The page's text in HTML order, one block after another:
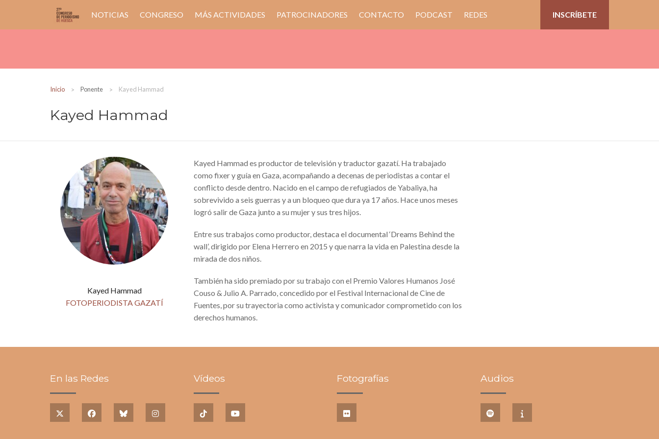
NOTICIAS CONGRESO MÁS ACTIVIDADES PATROCINADORES CONTACTO PODCAST REDES INSCRÍBETE
Inicio Ponente Kayed Hammad
Kayed Hammad
Kayed Hammad
FOTOPERIODISTA GAZATÍ
Kayed Hammad es productor de televisión y traductor gazatí. Ha trabajado
como fixer y guía en Gaza, acompañando a decenas de periodistas a contar el
conflicto desde dentro. Nacido en el campo de refugiados de Yabaliya, ha
sobrevivido a seis guerras y a un bloqueo que dura ya 17 años. Hace unos meses
logró salir de Gaza junto a su mujer y sus tres hijos.
Entre sus trabajos como productor, destaca el documental ‘Dreams Behind the
wall’, dirigido por Elena Herrero en 2015 y que narra la vida en Palestina desde la
mirada de dos niños.
También ha sido premiado por su trabajo con el Premio Valores Humanos José
Couso & Julio A. Parrado, concedido por el Festival Internacional de Cine de
Fuentes, por su trayectoria como activista y comunicador comprometido con los
derechos humanos.
En las Redes Vídeos Fotografías Audios